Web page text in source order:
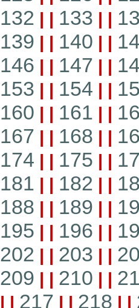
132 | | 133 | |
139 | | 140 | |
146 | | 147 | |
153 | | 154 | |
160 | | 161 | |
167 | | 168 | |
174 | | 175 | |
181 | | 182 | |
188 | | 189 | |
195 | | 196 | |
202 | | 203 | |
209 | | 210 | |
| | 217 | | 218 | |